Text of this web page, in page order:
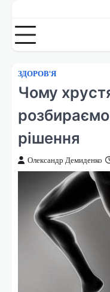
вмісту
ЗДОРОВ'Я
Чому
рішення
Олександр Демиденко